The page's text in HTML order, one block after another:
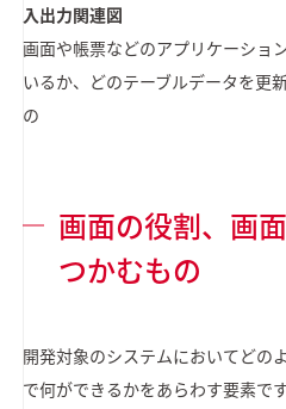
入出力関連図
画面や帳票などのアプリケーショ
いるか、どのテーブルデータを更
の
画面の役割、画
つかむもの
開発対象のシステムにおいてどの
で何ができるかをあらわす要素で